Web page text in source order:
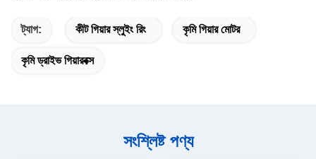
ট্যাগ: কীট গিয়ার স্লুইং রিং কৃমি গিয়ার মোটর
কৃমি ড্রাইভ গিয়ারবক্স
সংশ্লিষ্ট পণ্য